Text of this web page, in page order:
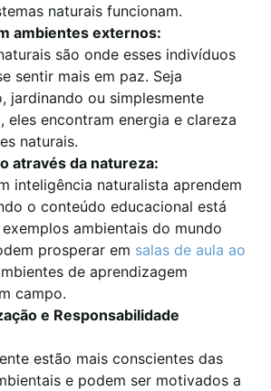
naturais funcionam.
ambientes externos:
são onde esses indivíduos
sentir mais em paz. Seja
jardinando ou simplesmente
eles encontram energia e clareza
naturais.
através da natureza:
inteligência naturalista aprendem
o conteúdo educacional está
ambientais do mundo
prosperar em salas de aula ao
de aprendizagem
campo.
e Responsabilidade
estão mais conscientes das
e podem ser motivados a